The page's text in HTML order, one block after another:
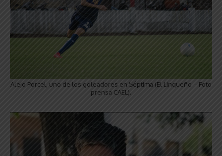
Alejo Porcel, uno de los goleadores en Séptima (El Linqueño – Foto
prensa CAEL).